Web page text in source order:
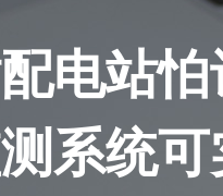
电站
系统